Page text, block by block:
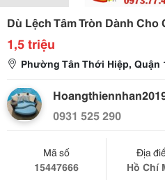
Dù Lệch Tâm Tròn Dành Cho
1,5 triệu
Phường Tân Thới Hiệp, Quận
0931 525 290
Mã số
15447666
Địa
Hồ Chí